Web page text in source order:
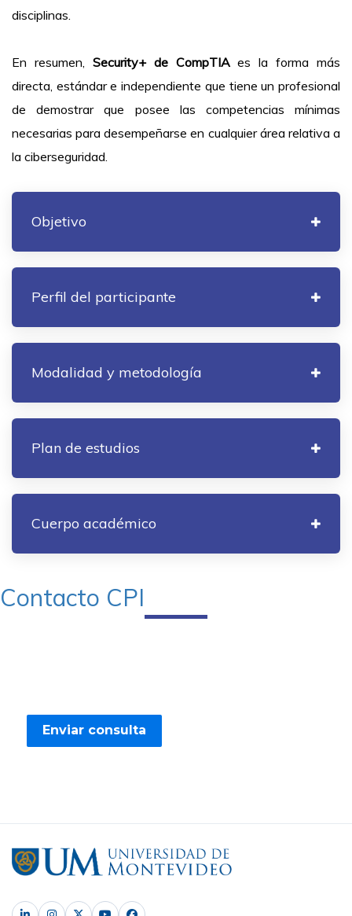
disciplinas.
En resumen, Security+ de CompTIAes la forma más
directa, estándar e independiente que tiene un profesional
de demostrar que posee las competencias mínimas
necesarias para desempeñarse en cualquier área relativa a
la ciberseguridad.
Objetivo
Perfil del participante
Modalidad y metodología
Plan de estudios
Cuerpo académico
Contacto CPI